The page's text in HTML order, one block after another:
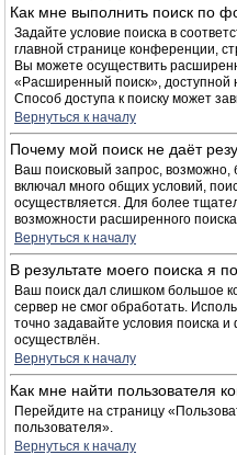
Как мне выполнить поиск по
Задайте условие поиска в
главной странице конференции,
Вы можете осуществить
«Расширенный поиск», доступной
Способ доступа к поиску может
Вернуться к началу
Почему мой поиск не даёт
Ваш поисковый запрос,
включал много общих условий,
осуществляется. Для более
возможности расширенного
Вернуться к началу
В результате моего поиска я
Ваш поиск дал слишком большое
сервер не смог обработать.
точно задавайте условия поиска
осуществлён.
Вернуться к началу
Как мне найти пользователя
Перейдите на страницу
пользователя».
Вернуться к началу